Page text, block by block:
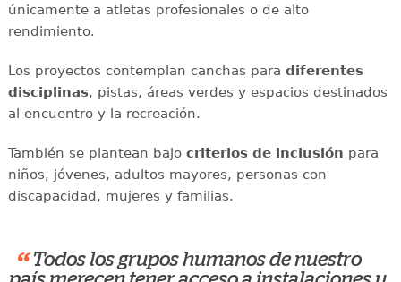
únicamente a atletas profesionales o de alto
rendimiento.
Los proyectos contemplan canchas para diferentes
disciplinas, pistas, áreas verdes y espacios destinados
al encuentro y la recreación.
También se plantean bajo criterios de inclusión para
niños, jóvenes, adultos mayores, personas con
discapacidad, mujeres y familias.
“ Todos los grupos humanos de nuestro